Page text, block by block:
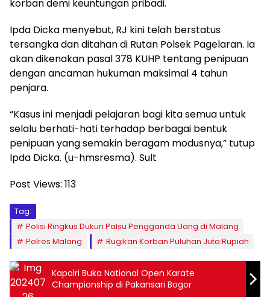
korban demi keuntungan pribadi.
Ipda Dicka menyebut, RJ kini telah berstatus
tersangka dan ditahan di Rutan Polsek Pagelaran. Ia
akan dikenakan pasal 378 KUHP tentang penipuan
dengan ancaman hukuman maksimal 4 tahun
penjara.
“Kasus ini menjadi pelajaran bagi kita semua untuk
selalu berhati-hati terhadap berbagai bentuk
penipuan yang semakin beragam modusnya,” tutup
Ipda Dicka. (u-hmsresma). Sult
Post Views: 113
Tag:
Polisi Ringkus Dukun Palsu Pengganda Uang di Malang
Polres Malang
Rugikan Korban Puluhan Juta Rupiah
Kapolri Buka National Open Karate
Championship di Pakansari Bogor